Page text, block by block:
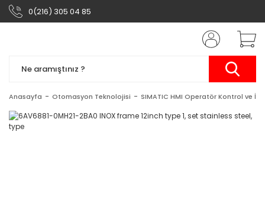
0(216) 305 04 85
Anasayfa Otomasyon Teknolojisi SIMATIC HMI Operatör Kontrol ve